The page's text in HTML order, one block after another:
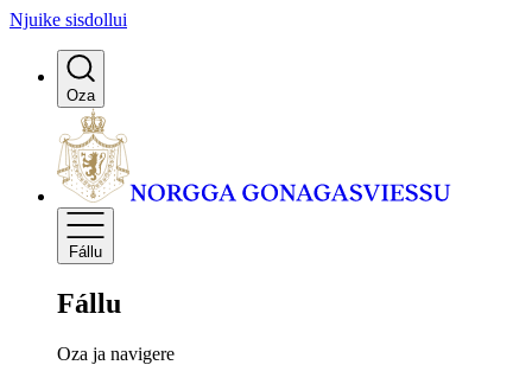
Njuike sisdollui
Oza
Fállu
Fállu
Oza ja navigere